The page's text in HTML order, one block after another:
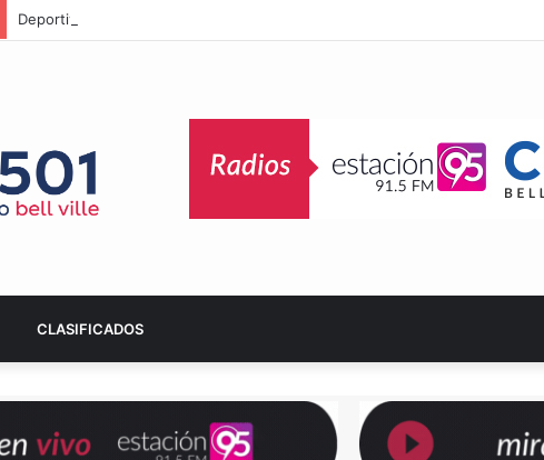
Deportivo Leones rearma su plantel y ajusta detalles para el Torneo Clausura
CLASIFICADOS